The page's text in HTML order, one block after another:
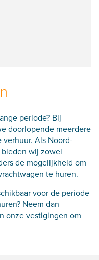
periode? Bij
doorlopende meerdere
Als Noord-
wij zowel
de mogelijkheid om
te huren.
voor de periode
Neem dan
onze vestigingen om